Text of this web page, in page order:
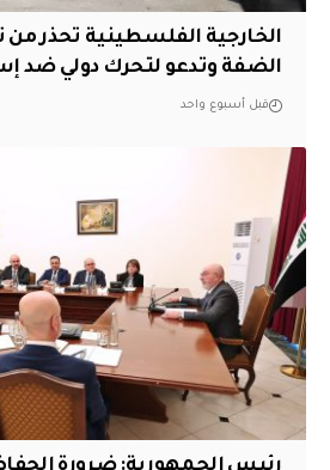
الخارجية الفلسطينية تحذر من
الضفة وتدعو لتحرك دولي ضد
قبل أسبوع واحد